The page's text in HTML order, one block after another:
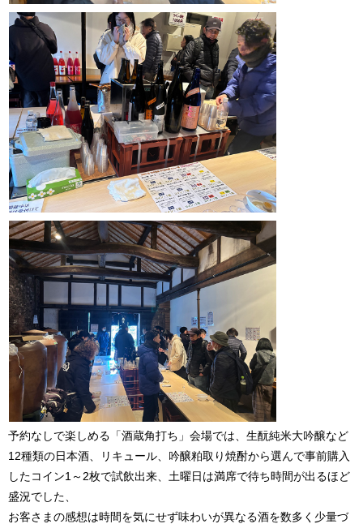
予約なしで楽しめる「酒蔵角打ち」会場では、生酛純米大吟醸など
12種類の日本酒、リキュール、吟醸粕取り焼酎から選んで事前購入
したコイン1～2枚で試飲出来、土曜日は満席で待ち時間が出るほど
盛況でした、
お客さまの感想は時間を気にせず味わいが異なる酒を数多く少量づ